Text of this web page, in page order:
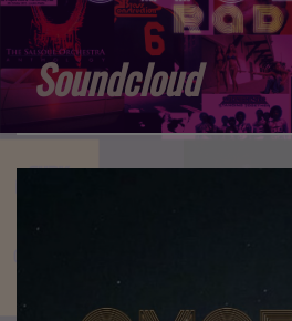
Soundcloud